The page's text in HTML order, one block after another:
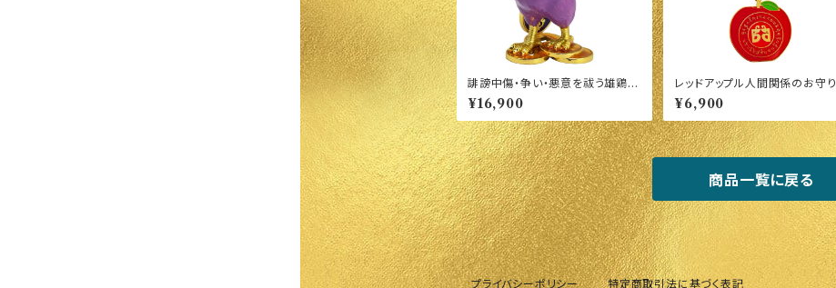
誹謗中傷・争い・悪意を祓う雄鶏
（星３）
¥16,900
レッドアップル人間関係のお守り
¥6,900
商品一覧に戻る
プライバシーポリシー 特定商取引法に基づく表記